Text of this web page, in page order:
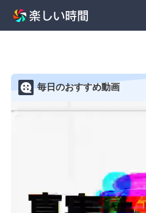
毎日のおすすめ動画